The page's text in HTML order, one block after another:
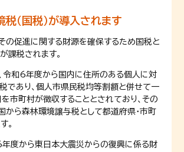
税（国税）が導入されます
の促進に関する財源を確保するため国税と
課税されます。
令和6年度から国内に住所のある個人に対
であり、個人市県民税均等割額と併せて一
市町村が徴収することとされており、その
から森林環境譲与税として都道府県・市町
。
度から東日本大震災からの復興に係る財